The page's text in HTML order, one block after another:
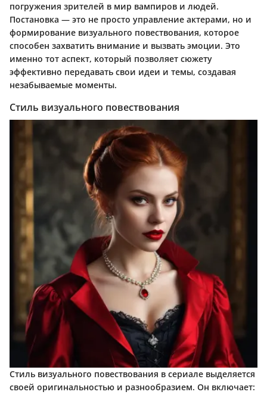
погружения зрителей в мир вампиров и людей.
Постановка — это не просто управление актерами, но и
формирование визуального повествования, которое
способен захватить внимание и вызвать эмоции. Это
именно тот аспект, который позволяет сюжету
эффективно передавать свои идеи и темы, создавая
незабываемые моменты.
Стиль визуального повествования
Стиль визуального повествования в сериале выделяется
своей оригинальностью и разнообразием. Он включает: